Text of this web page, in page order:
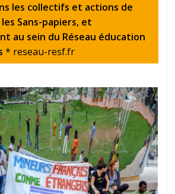
les collectifs et actions de
Sans-papiers, et
au sein du Réseau éducation
* reseau-resf.fr